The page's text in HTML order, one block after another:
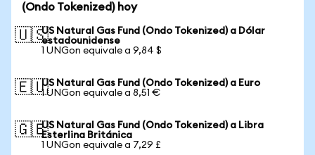
(Ondo Tokenized) hoy
🇺🇸US Natural Gas Fund (Ondo Tokenized) a Dólar
estadounidense
1 UNGon equivale a 9,84 $
🇪🇺US Natural Gas Fund (Ondo Tokenized) a Euro
1 UNGon equivale a 8,51 €
🇬🇧US Natural Gas Fund (Ondo Tokenized) a Libra
Esterlina Británica
1 UNGon equivale a 7,29 £